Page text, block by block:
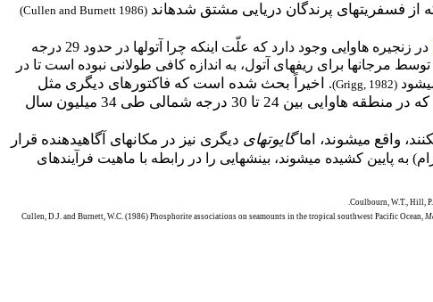
(Cullen and Burnett 1986)
در زنجیره هاوایی وجود دارد که علّت اینکه چرا آتول­ها در حدود 29 درجه
مرجان­ها برای ریف­های آتول، به اندازه کافی طولانی نبوده است تا در
(
Grigg, 1982
)
.
اخیراً بحث شده است که فاکتورهای دیگری مثل
تاریخچه آب و هوا و سطح دریا، عرض جغرافیای دیرینه، حرارت آب دریا و نور، تماماً در نقطه داروین، که در منطقه هاوایی بین 24 تا 30 درجه شمالی طی 34 میلیون سال
واقع می­شوند، اماگایوت­های دیگری نیز در مکان­های آگاهی­دهنده قرار
به پایین کشیده می­شوند، بینش­هایی را در رابطه با ماهیت فرآیندهای
Coulbourn, W.T., Hill,
Cullen, D.J. and Burnett, W.C. (1986) Phosphorite associations on seamounts in the tropical southwest Pacific Ocean,